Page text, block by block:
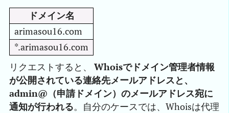
ドメイン名
arimasou16.com
*.arimasou16.com
リクエストすると、 Whoisでドメイン管理者情報
が公開されている連絡先メールアドレスと、
admin@（申請ドメイン）のメールアドレス宛に
通知が行われる。自分のケースでは、Whoisは代理